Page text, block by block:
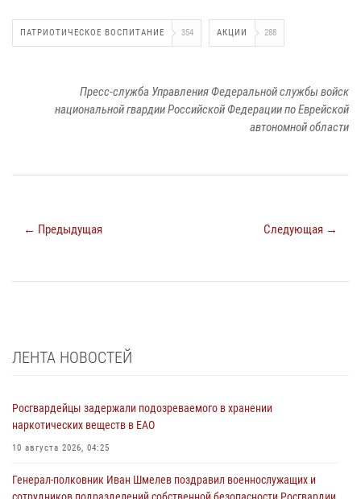
ПАТРИОТИЧЕСКОЕ ВОСПИТАНИЕ 354 АКЦИИ 288
Пресс-служба Управления Федеральной службы войск
национальной гвардии Российской Федерации по Еврейской
автономной области
← Предыдущая Следующая →
ЛЕНТА НОВОСТЕЙ
Росгвардейцы задержали подозреваемого в хранении
наркотических веществ в ЕАО
10 августа 2026, 04:25
Генерал-полковник Иван Шмелев поздравил военнослужащих и
сотрудников подразделений собственной безопасности Росгвардии